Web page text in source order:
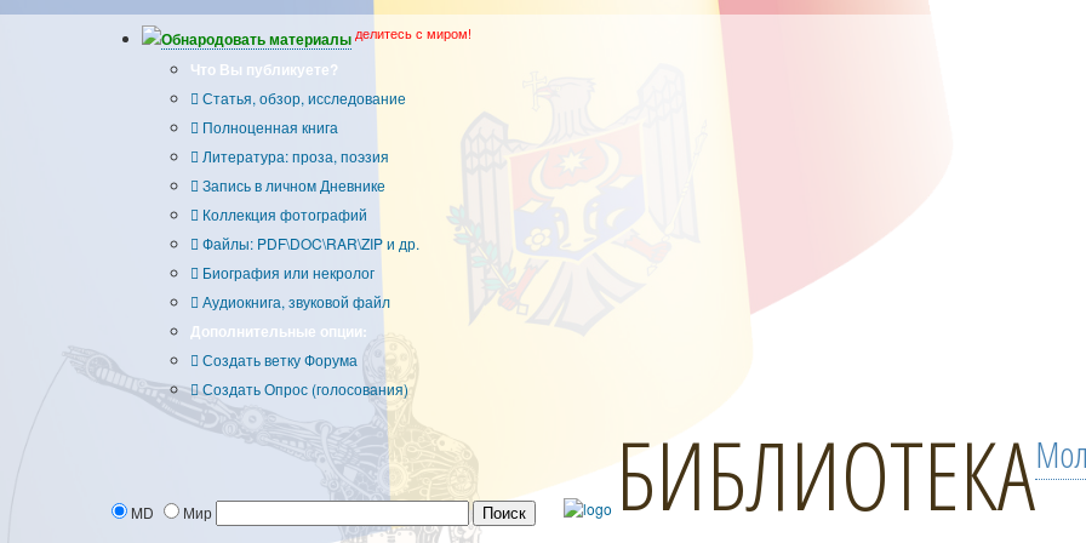
Обнародовать материалы делитесь с миром!
Что Вы публикуете?
Статья, обзор, исследование
Полноценная книга
Литература: проза, поэзия
Запись в личном Дневнике
Коллекция фотографий
Файлы: PDF\DOC\RAR\ZIP и др.
Биография или некролог
Аудиокнига, звуковой файл
Дополнительные опции:
Создать ветку Форума
Создать Опрос (голосования)
MD Мир БИБЛИОТЕКА